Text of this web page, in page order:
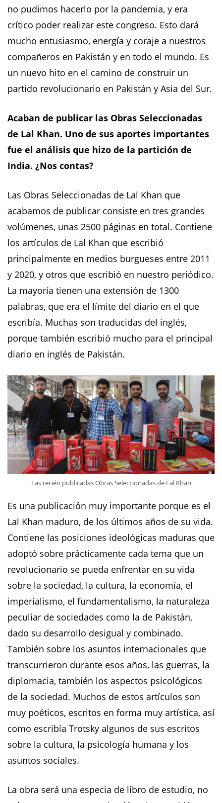
no pudimos hacerlo por la pandemia, y era
crítico poder realizar este congreso. Esto dará
mucho entusiasmo, energía y coraje a nuestros
compañeros en Pakistán y en todo el mundo. Es
un nuevo hito en el camino de construir un
partido revolucionario en Pakistán y Asia del Sur.
Acaban de publicar las Obras Seleccionadas
de Lal Khan. Uno de sus aportes importantes
fue el análisis que hizo de la partición de
India. ¿Nos contas?
Las Obras Seleccionadas de Lal Khan que
acabamos de publicar consiste en tres grandes
volúmenes, unas 2500 páginas en total. Contiene
los artículos de Lal Khan que escribió
principalmente en medios burgueses entre 2011
y 2020, y otros que escribió en nuestro periódico.
La mayoría tienen una extensión de 1300
palabras, que era el límite del diario en el que
escribía. Muchas son traducidas del inglés,
porque también escribió mucho para el principal
diario en inglés de Pakistán.
Las recién publicadas Obras Seleccionadas de Lal Khan
Es una publicación muy importante porque es el
Lal Khan maduro, de los últimos años de su vida.
Contiene las posiciones ideológicas maduras que
adoptó sobre prácticamente cada tema que un
revolucionario se pueda enfrentar en su vida
sobre la sociedad, la cultura, la economía, el
imperialismo, el fundamentalismo, la naturaleza
peculiar de sociedades como la de Pakistán,
dado su desarrollo desigual y combinado.
También sobre los asuntos internacionales que
transcurrieron durante esos años, las guerras, la
diplomacia, también los aspectos psicológicos
de la sociedad. Muchos de estos artículos son
muy poéticos, escritos en forma muy artística, así
como escribía Trotsky algunos de sus escritos
sobre la cultura, la psicología humana y los
asuntos sociales.
La obra será una especia de libro de estudio, no